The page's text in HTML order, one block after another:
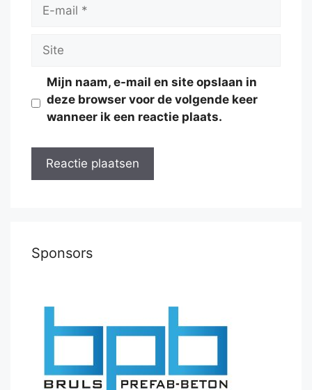
Site
Mijn naam, e-mail en site opslaan in
deze browser voor de volgende keer
wanneer ik een reactie plaats.
Sponsors